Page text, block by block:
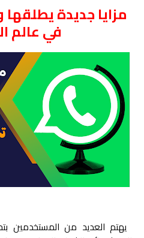
مزايا جديدة
في عالم
يهتم العديد من المستخدمين